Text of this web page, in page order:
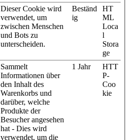
Dieser Cookie wird
verwendet, um
zwischen Menschen
und Bots zu
unterscheiden.
Beständ
ig
HT
ML
Loca
l
Stora
ge
Sammelt
Informationen über
den Inhalt des
Warenkorbs und
darüber, welche
Produkte der
Besucher angesehen
hat - Dies wird
verwendet, um die
1 Jahr
HTT
P-
Coo
kie